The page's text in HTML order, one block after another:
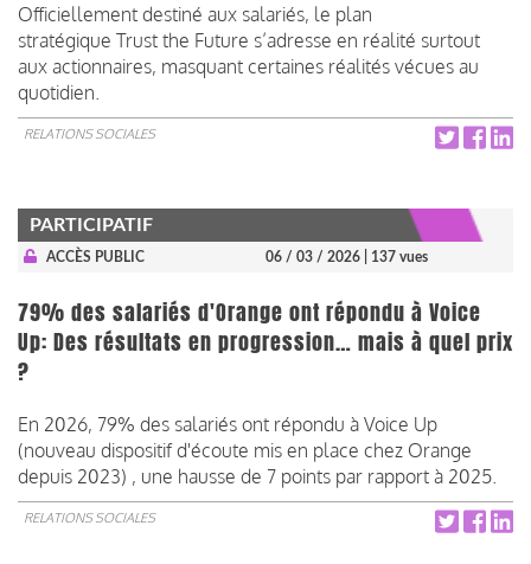
Officiellement destiné aux salariés, le plan
stratégique Trust the Future s’adresse en réalité surtout
aux actionnaires, masquant certaines réalités vécues au
quotidien.
RELATIONS SOCIALES
PARTICIPATIF
ACCÈS PUBLIC 06 / 03 / 2026 | 137 vues
79% des salariés d'Orange ont répondu à Voice
Up: Des résultats en progression… mais à quel prix
?
En 2026, 79% des salariés ont répondu à Voice Up
(nouveau dispositif d'écoute mis en place chez Orange
depuis 2023) , une hausse de 7 points par rapport à 2025.
RELATIONS SOCIALES